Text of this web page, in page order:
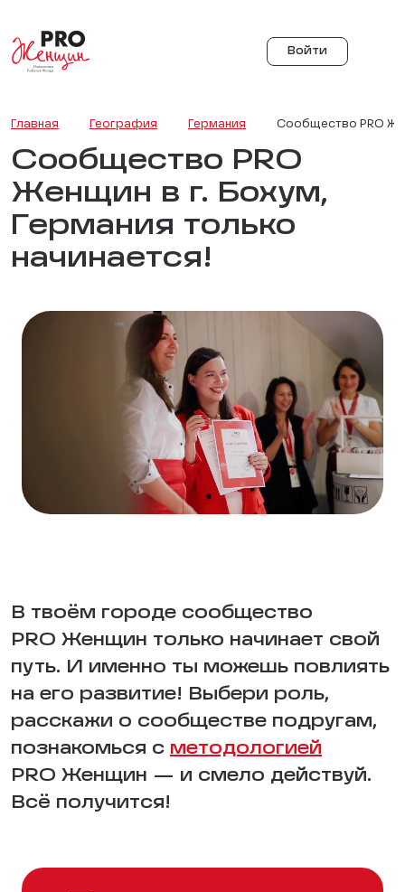
Войти
Главная География Германия Сообщество PRO
Сообщество PRO
Женщин в г. Бохум,
Германия только
начинается!
В твоём городе сообщество
PRO Женщин только начинает свой
путь. И именно ты можешь повлиять
на его развитие! Выбери роль,
расскажи о сообществе подругам,
познакомься с методологией
PRO Женщин — и смело действуй.
Всё получится!